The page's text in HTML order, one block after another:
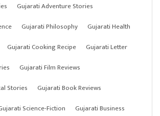
Gujarati Adventure Stories
Gujarati Philosophy
Gujarati Health
Gujarati Cooking Recipe
Gujarati Letter
Gujarati Film Reviews
Stories
Gujarati Book Reviews
Science-Fiction
Gujarati Business